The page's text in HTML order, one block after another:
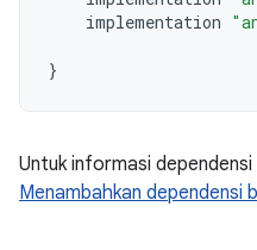
implementation
}
Untuk informasi
Menambahkan dependensi